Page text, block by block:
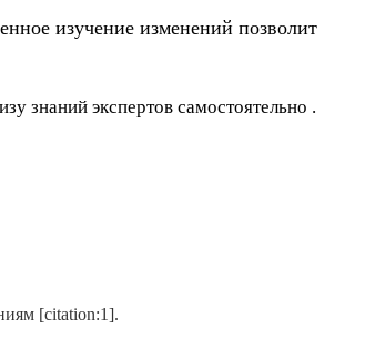
изучение изменений позволит
знаний экспертов самостоятельно .
[citation:1].